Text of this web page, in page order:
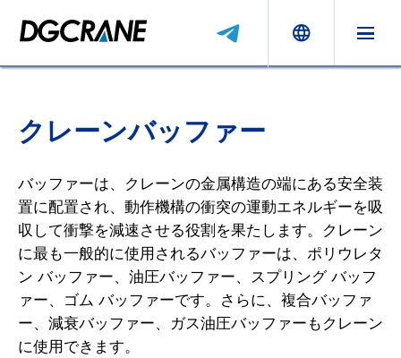
クレーンバッファー
バッファーは、クレーンの金属構造の端にある安全装
置に配置され、動作機構の衝突の運動エネルギーを吸
収して衝撃を減速させる役割を果たします。クレーン
に最も一般的に使用されるバッファーは、ポリウレタ
ン バッファー、油圧バッファー、スプリング バッフ
ァー、ゴム バッファーです。さらに、複合バッファ
ー、減衰バッファー、ガス油圧バッファーもクレーン
に使用できます。